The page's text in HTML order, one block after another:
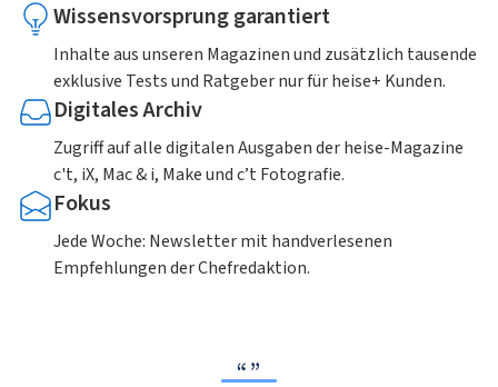
Wissensvorsprung garantiert
Inhalte aus unseren Magazinen und zusätzlich tausende
exklusive Tests und Ratgeber nur für heise+ Kunden.
Digitales Archiv
Zugriff auf alle digitalen Ausgaben der heise-Magazine
c't, iX, Mac & i, Make und c’t Fotografie.
Fokus
Jede Woche: Newsletter mit handverlesenen
Empfehlungen der Chefredaktion.